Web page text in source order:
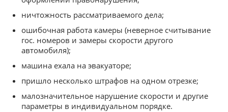
ничтожность рассматриваемого дела;
ошибочная работа камеры (неверное считывание
гос. номеров и замеры скорости другого
автомобиля);
машина ехала на эвакуаторе;
пришло несколько штрафов на одном отрезке;
малозначительное нарушение скорости и другие
параметры в индивидуальном порядке.